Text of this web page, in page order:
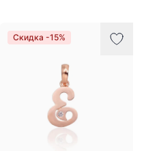
Скидка -15%